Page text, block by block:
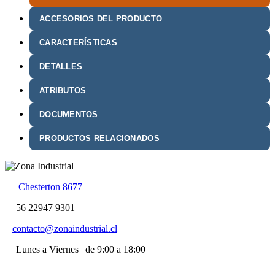
ACCESORIOS DEL PRODUCTO
CARACTERÍSTICAS
DETALLES
ATRIBUTOS
DOCUMENTOS
PRODUCTOS RELACIONADOS
Chesterton 8677
56 22947 9301
contacto@zonaindustrial.cl
Lunes a Viernes | de 9:00 a 18:00